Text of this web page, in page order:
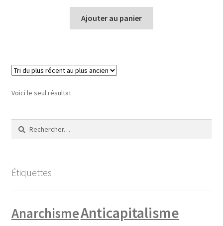
Ajouter au panier
Voici le seul résultat
Rechercher :
Étiquettes
AnarchismeAnticapitalisme